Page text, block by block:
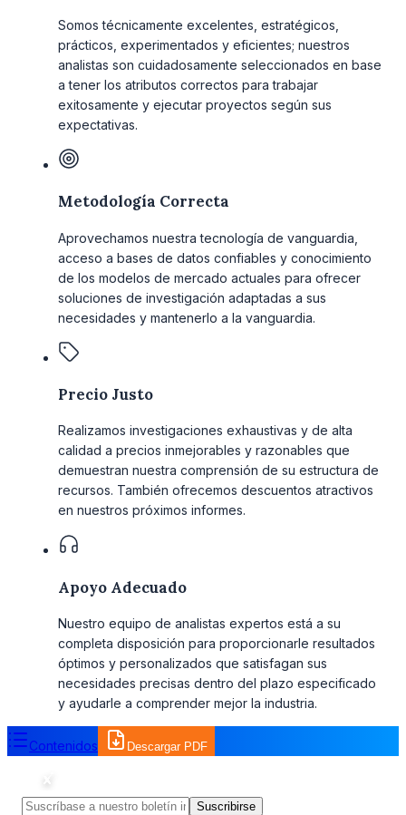
Somos técnicamente excelentes, estratégicos,
prácticos, experimentados y eficientes; nuestros
analistas son cuidadosamente seleccionados en base
a tener los atributos correctos para trabajar
exitosamente y ejecutar proyectos según sus
expectativas.
Metodología Correcta
Aprovechamos nuestra tecnología de vanguardia,
acceso a bases de datos confiables y conocimiento
de los modelos de mercado actuales para ofrecer
soluciones de investigación adaptadas a sus
necesidades y mantenerlo a la vanguardia.
Precio Justo
Realizamos investigaciones exhaustivas y de alta
calidad a precios inmejorables y razonables que
demuestran nuestra comprensión de su estructura de
recursos. También ofrecemos descuentos atractivos
en nuestros próximos informes.
Apoyo Adecuado
Nuestro equipo de analistas expertos está a su
completa disposición para proporcionarle resultados
óptimos y personalizados que satisfagan sus
necesidades precisas dentro del plazo especificado
y ayudarle a comprender mejor la industria.
Contenidos Descargar PDF
Suscribirse